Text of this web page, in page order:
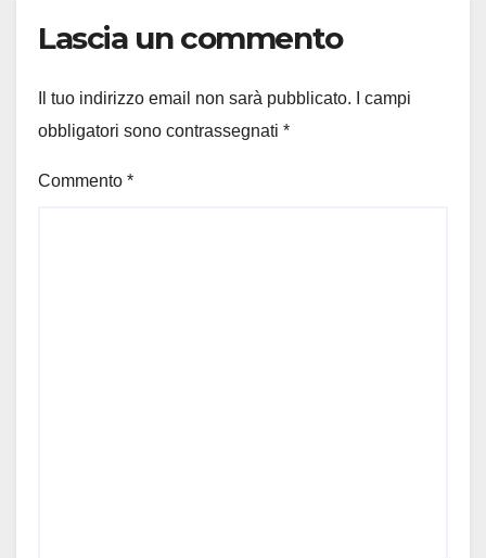
Lascia un commento
Il tuo indirizzo email non sarà pubblicato.
I campi
obbligatori sono contrassegnati *
Commento *